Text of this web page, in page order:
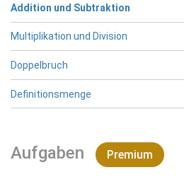
Addition und Subtraktion
Multiplikation und Division
Doppelbruch
Definitionsmenge
Aufgaben Premium